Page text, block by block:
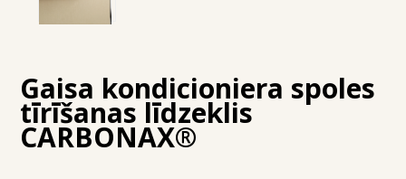
Gaisa kondicioniera spoles
tīrīšanas līdzeklis
CARBONAX®